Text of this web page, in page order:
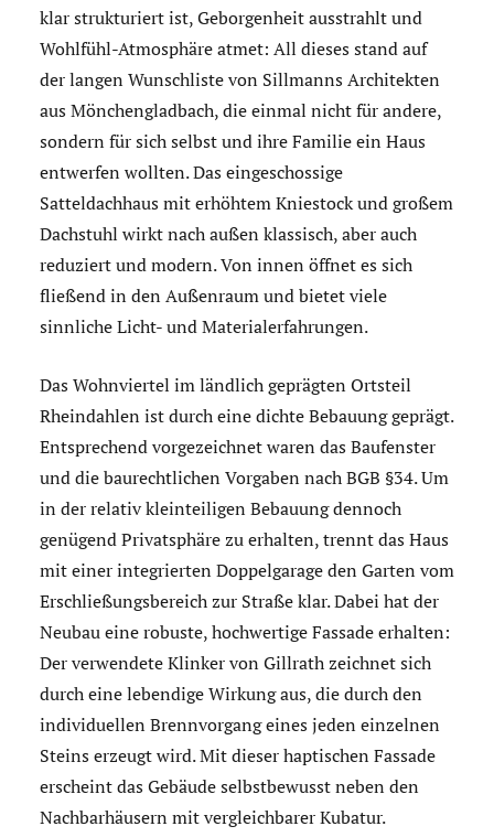
klar strukturiert ist, Geborgenheit ausstrahlt und
Wohlfühl-Atmosphäre atmet: All dieses stand auf
der langen Wunschliste von Sillmanns Architekten
aus Mönchengladbach, die einmal nicht für andere,
sondern für sich selbst und ihre Familie ein Haus
entwerfen wollten. Das eingeschossige
Satteldachhaus mit erhöhtem Kniestock und großem
Dachstuhl wirkt nach außen klassisch, aber auch
reduziert und modern. Von innen öffnet es sich
fließend in den Außenraum und bietet viele
sinnliche Licht- und Materialerfahrungen.
Das Wohnviertel im ländlich geprägten Ortsteil
Rheindahlen ist durch eine dichte Bebauung geprägt.
Entsprechend vorgezeichnet waren das Baufenster
und die baurechtlichen Vorgaben nach BGB §34. Um
in der relativ kleinteiligen Bebauung dennoch
genügend Privatsphäre zu erhalten, trennt das Haus
mit einer integrierten Doppelgarage den Garten vom
Erschließungsbereich zur Straße klar. Dabei hat der
Neubau eine robuste, hochwertige Fassade erhalten:
Der verwendete Klinker von Gillrath zeichnet sich
durch eine lebendige Wirkung aus, die durch den
individuellen Brennvorgang eines jeden einzelnen
Steins erzeugt wird. Mit dieser haptischen Fassade
erscheint das Gebäude selbstbewusst neben den
Nachbarhäusern mit vergleichbarer Kubatur.